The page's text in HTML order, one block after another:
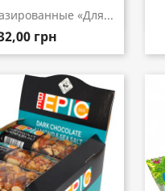
«Для...
грн
просмотр